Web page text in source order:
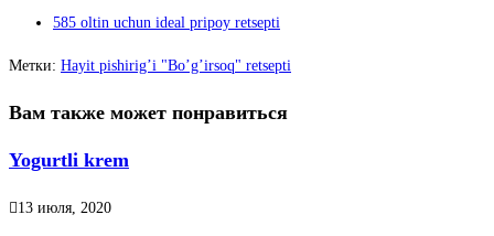
585 oltin uchun ideal pripoy retsepti
Метки: Hayit pishirigʼi "Boʼgʼirsoq" retsepti
Вам также может понравиться
Yogurtli krem
13 июля, 2020